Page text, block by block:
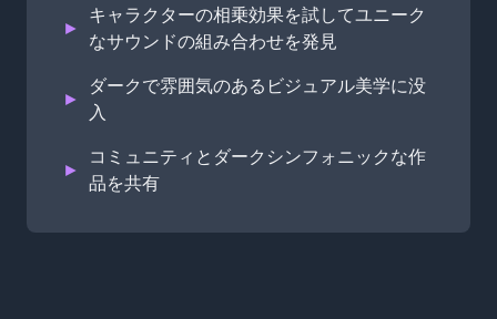
►
キャラクターの相乗効果を試してユニーク
なサウンドの組み合わせを発見
►
ダークで雰囲気のあるビジュアル美学に没
入
►
コミュニティとダークシンフォニックな作
品を共有